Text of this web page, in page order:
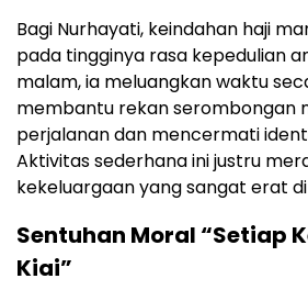
Bagi Nurhayati, keindahan haji
pada tingginya rasa kepedulian
malam, ia meluangkan waktu
membantu rekan serombongan
perjalanan dan mencermati
Aktivitas sederhana ini justru
kekeluargaan yang sangat erat
Sentuhan Moral “Setiap
Kiai”